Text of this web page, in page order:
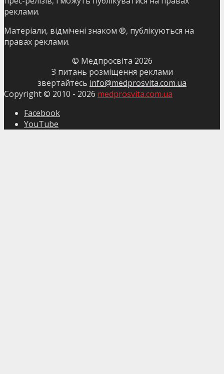
реклами.
Матеріали, відмічені знаком ®, публікуються на
правах реклами.
© Медпросвіта 2026
З питань розміщення реклами
звертайтесь info@medprosvita.com.ua
Copyright © 2010 - 2026 medprosvita.com.ua
Facebook
YouTube